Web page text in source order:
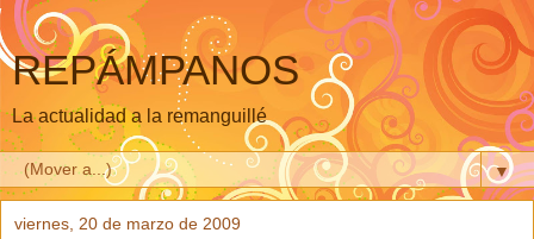
REPÁMPANOS
La actualidad a la remanguillé
▼
viernes, 20 de marzo de 2009